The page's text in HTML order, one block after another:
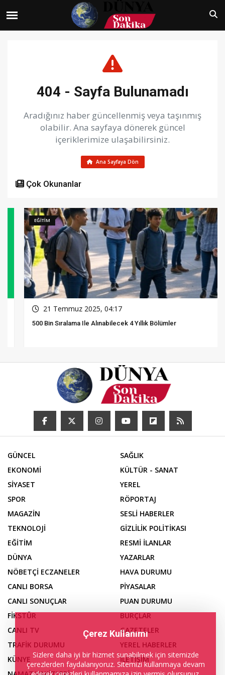
404 - Sayfa Bulunamadı
Aradığınız haber güncellenmiş veya taşınmış
olabilir. Ana sayfaya dönerek güncel
içeriklerimize ulaşabilirsiniz.
Ana Sayfaya Dön
Çok Okunanlar
EĞİTİM
21 Temmuz 2025, 04:17
500 Bin Sıralama Ile Alınabilecek 4 Yıllık Bölümler
GÜNCEL
EKONOMİ
SİYASET
SPOR
MAGAZİN
TEKNOLOJİ
EĞİTİM
DÜNYA
SAĞLIK
KÜLTÜR - SANAT
YEREL
RÖPORTAJ
SESLİ HABERLER
GİZLİLİK POLİTİKASI
RESMİ İLANLAR
YAZARLAR
NÖBETÇİ ECZANELER
CANLI BORSA
CANLI SONUÇLAR
FİKSTÜR
CANLI TV
TRAFİK DURUMU
KÜNYE
HAVA DURUMU
PİYASALAR
PUAN DURUMU
BURÇLAR
GAZETELER
YEREL HABERLER
İLETİŞİM
Çerez Kullanımı
Sizlere daha iyi bir hizmet sunabilmek için sitemizde
çerezlerden faydalanıyoruz. Sitemizi kullanmaya devam